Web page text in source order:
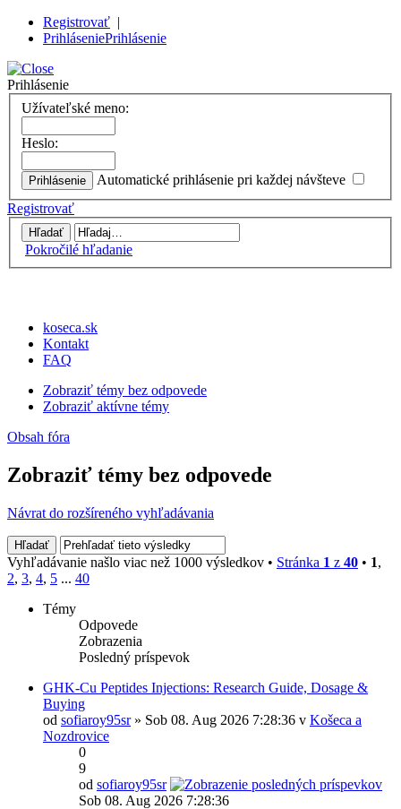
Registrovať |
PrihláseniePrihlásenie
Prihlásenie
Užívateľské meno:
Heslo:
Automatické prihlásenie pri každej návšteve
Registrovať
Pokročilé hľadanie
koseca.sk
Kontakt
FAQ
Zobraziť témy bez odpovede
Zobraziť aktívne témy
Obsah fóra
Zobraziť témy bez odpovede
Návrat do rozšíreného vyhľadávania
Vyhľadávanie našlo viac než 1000 výsledkov • Stránka 1 z 40 • 1,
2, 3, 4, 5 ... 40
Témy
Odpovede
Zobrazenia
Posledný príspevok
GHK-Cu Peptides Injections: Research Guide, Dosage &
Buying
od sofiaroy95sr» Sob 08. Aug 2026 7:28:36 v Košeca a
Nozdrovice
0
9
od sofiaroy95sr
Sob 08. Aug 2026 7:28:36